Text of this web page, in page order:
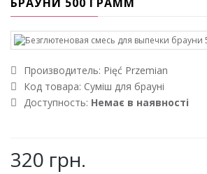
Производитель: Pięć Przemian
Код товара: Суміш для брауні
Доступность: Немає в наявності
320 грн.